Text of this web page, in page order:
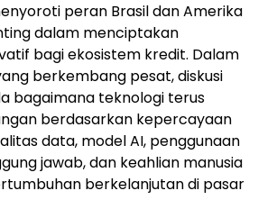
peran Brasil dan Amerika
dalam menciptakan
bagi ekosistem kredit. Dalam
berkembang pesat, diskusi
bagaimana teknologi terus
berdasarkan kepercayaan
data, model AI, penggunaan
jawab, dan keahlian manusia
berkelanjutan di pasar